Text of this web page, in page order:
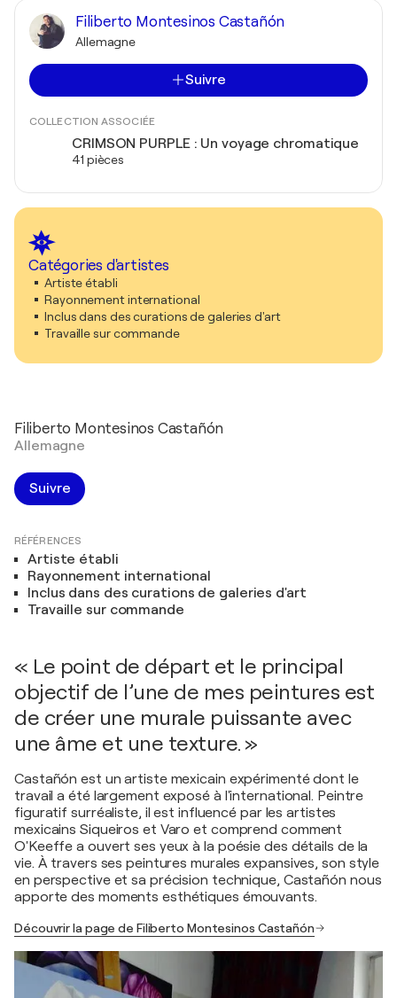
Filiberto Montesinos Castañón
Allemagne
Suivre
COLLECTION ASSOCIÉE
CRIMSON PURPLE : Un voyage chromatique
41 pièces
Catégories d'artistes
Artiste établi
Rayonnement international
Inclus dans des curations de galeries d'art
Travaille sur commande
Filiberto Montesinos Castañón
Allemagne
Suivre
RÉFÉRENCES
Artiste établi
Rayonnement international
Inclus dans des curations de galeries d'art
Travaille sur commande
« Le point de départ et le principal
objectif de l’une de mes peintures est
de créer une murale puissante avec
une âme et une texture. »
Castañón est un artiste mexicain expérimenté dont le
travail a été largement exposé à l'international. Peintre
figuratif surréaliste, il est influencé par les artistes
mexicains Siqueiros et Varo et comprend comment
O'Keeffe a ouvert ses yeux à la poésie des détails de la
vie. À travers ses peintures murales expansives, son style
en perspective et sa précision technique, Castañón nous
apporte des moments esthétiques émouvants.
Découvrir la page de Filiberto Montesinos Castañón